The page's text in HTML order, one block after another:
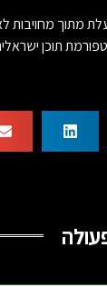
מתוך מחויבות
תוכן